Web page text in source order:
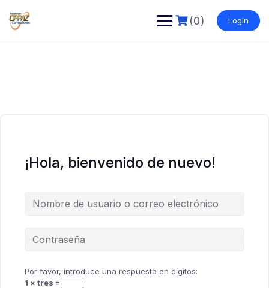
contenido
(0) Login
¡Hola, bienvenido de nuevo!
Por favor, introduce una respuesta en dígitos:
1 × tres =